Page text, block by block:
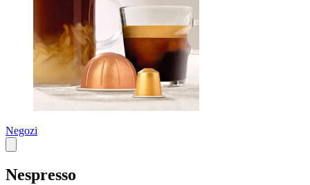
Negozi
Nespresso